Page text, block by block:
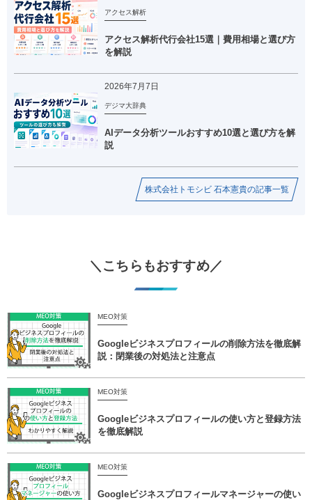
アクセス解析
アクセス解析代行会社15選｜費用相場と選び方
を解説
2026年7月7日
デジマ大辞典
AIデータ分析ツールおすすめ10選と選び方を解
説
株式会社トモシビ 石本憲貴の記事一覧
＼こちらもおすすめ／
MEO対策
Googleビジネスプロフィールの削除方法を徹底解
説：閉業後の対処法と注意点
MEO対策
Googleビジネスプロフィールの使い方と登録方法
を徹底解説
MEO対策
Googleビジネスプロフィールマネージャーの使い